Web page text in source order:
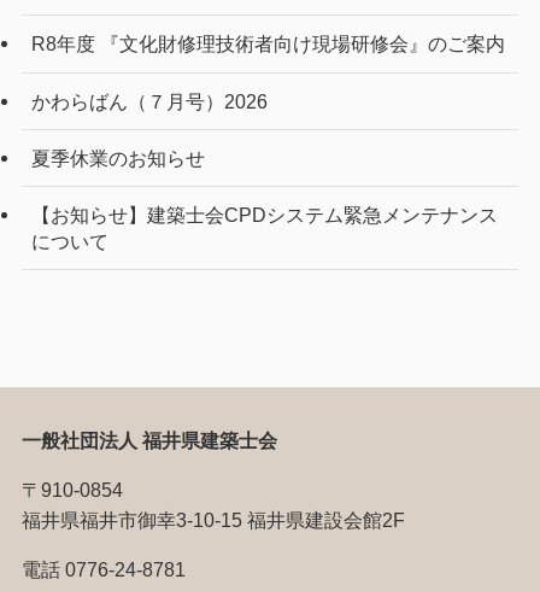
R8年度 『文化財修理技術者向け現場研修会』のご案内
かわらばん（７月号）2026
夏季休業のお知らせ
【お知らせ】建築士会CPDシステム緊急メンテナンス
について
一般社団法人 福井県建築士会
〒910-0854
福井県福井市御幸3-10-15 福井県建設会館2F
電話 0776-24-8781